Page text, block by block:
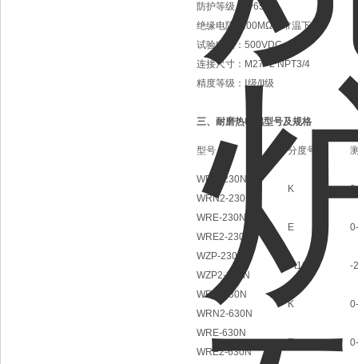
防护等级：IP65
绝缘电阻>100MΩ（常温下）
试验电压：500VDC
连接尺寸：M27×2 NPT3/4
精度等级：Ⅰ级/II级
三、耐磨热电偶型号及规格
型号 分度号
WRN-230N
WRN2-230N
K
WRE-230N
WRE2-230N
E
WZP-230N
WZP2-230N
Pt100 -
WRN-630N
WRN2-630N
K
WRE-630N
WRE2-630N
E